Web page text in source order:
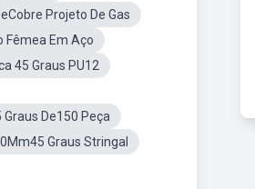
Projeto De Gas
Fêmea Em Aço
45 Graus PU12
Graus De150 Peça
Graus Stringal